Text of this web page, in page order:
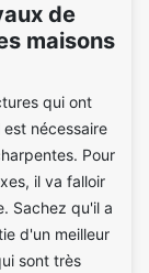
de
maisons
qui ont
nécessaire
Pour
il va falloir
Sachez qu'il a
d'un meilleur
sont très